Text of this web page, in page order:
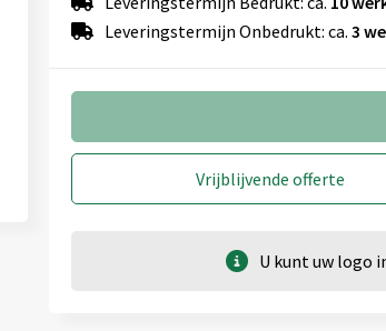
artikel bovenzijde (25 x 25 mm)
Leveringstermijn Onbedrukt: ca. 3
Vrijblijvende offerte
U kunt uw logo